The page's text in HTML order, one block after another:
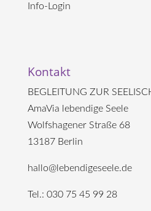
Info-Login
Kontakt
BEGLEITUNG ZUR
AmaVia lebendige Seele
Wolfshagener Straße 68
13187 Berlin
hallo@lebendigeseele.de
Tel.: 030 75 45 99 28